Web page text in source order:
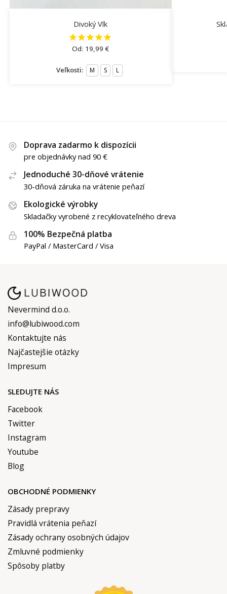
Divoký Vlk
Od: 19,99€
Veľkosti: M S L
Doprava zadarmo k dispozícii
pre objednávky nad 90 €
Jednoduché 30-dňové vrátenie
30-dňová záruka na vrátenie peňazí
Ekologické výrobky
Skladačky vyrobené z recyklovateľného dreva
100% Bezpečná platba
PayPal / MasterCard / Visa
Nevermind d.o.o.
info@lubiwood.com
Kontaktujte nás
Najčastejšie otázky
Impresum
SLEDUJTE NÁS
Facebook
Twitter
Instagram
Youtube
Blog
OBCHODNÉ PODMIENKY
Zásady prepravy
Pravidlá vrátenia peňazí
Zásady ochrany osobných údajov
Zmluvné podmienky
Spôsoby platby